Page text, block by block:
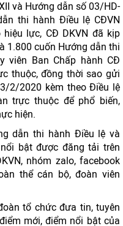
và Hướng dẫn số 03/HD-
thi hành Điều lệ CĐVN
lực, CĐ DKVN đã kịp
1.800 cuốn Hướng dẫn thi
viên Ban Chấp hành CĐ
thuộc, đồng thời sao gửi
2/2020 kèm theo Điều lệ
trực thuộc để phổ biến,
hiện.
dẫn thi hành Điều lệ và
bật được đăng tải trên
nhóm zalo, facebook
thể cán bộ, đoàn viên
tổ chức đưa tin, tuyên
mới, điểm nổi bật của